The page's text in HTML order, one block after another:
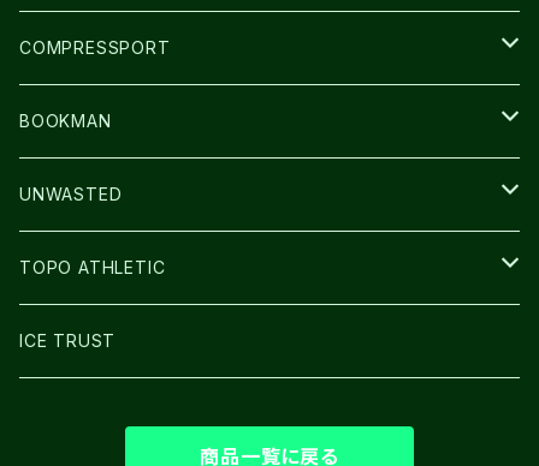
GLOVE
COMPRESSPORT
CAP/HAT
BAG
BOOKMAN
LIGHT
UNWASTED
GLOVE
TOPO ATHLETIC
SHOES
ICE TRUST
商品一覧に戻る